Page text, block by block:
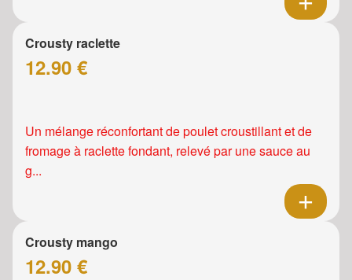
Crousty raclette
12.90 €
Un mélange réconfortant de poulet croustillant et de
fromage à raclette fondant, relevé par une sauce au
g...
Crousty mango
12.90 €